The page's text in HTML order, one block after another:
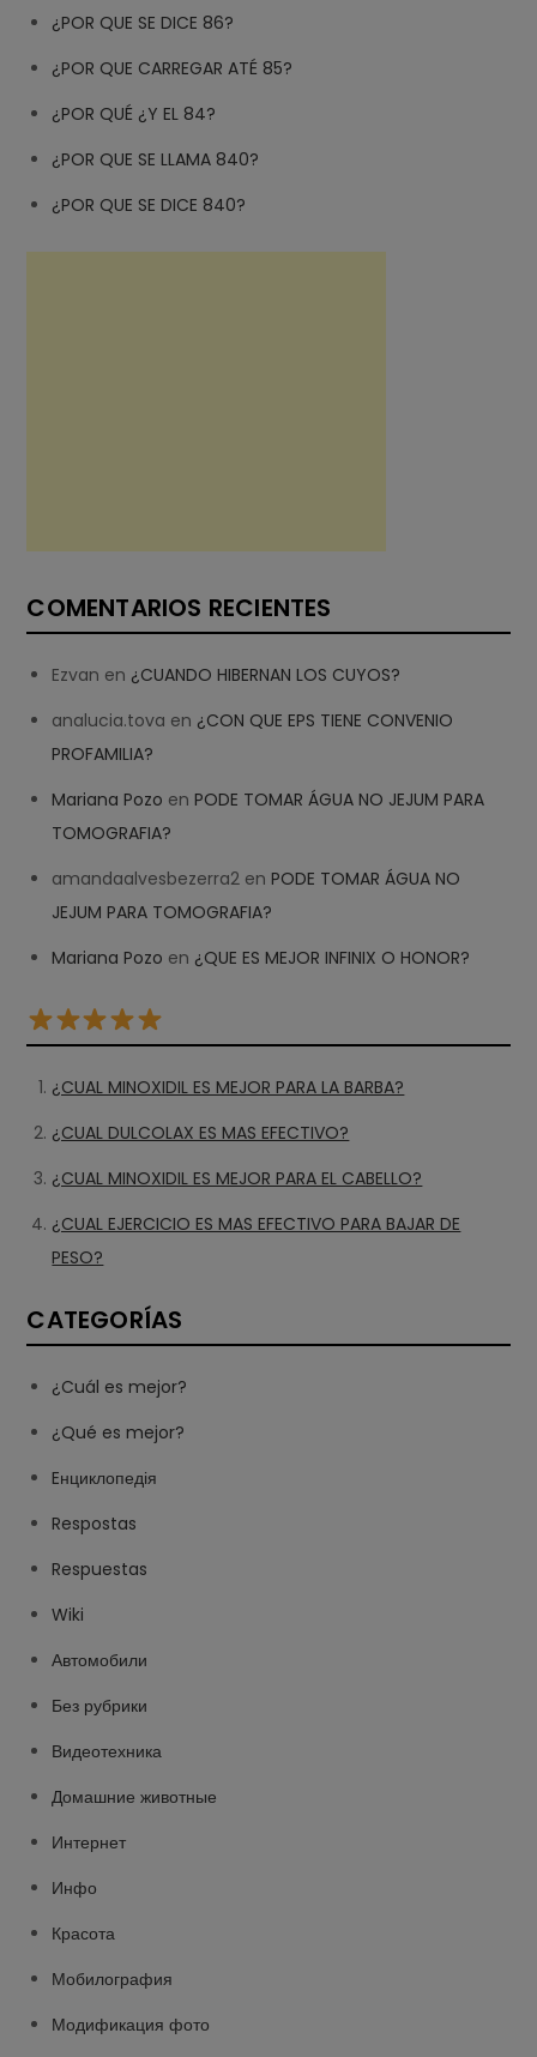
¿POR QUE SE DICE 86?
¿POR QUE CARREGAR ATÉ 85?
¿POR QUÉ ¿Y EL 84?
¿POR QUE SE LLAMA 840?
¿POR QUE SE DICE 840?
COMENTARIOS RECIENTES
Ezvan en ¿CUANDO HIBERNAN LOS CUYOS?
analucia.tova en ¿CON QUE EPS TIENE CONVENIO
PROFAMILIA?
Mariana Pozo enPODE TOMAR ÁGUA NO JEJUM PARA
TOMOGRAFIA?
amandaalvesbezerra2 enPODE TOMAR ÁGUA NO
JEJUM PARA TOMOGRAFIA?
Mariana Pozo en ¿QUE ES MEJOR INFINIX O HONOR?
¿CUAL MINOXIDIL ES MEJOR PARA LA BARBA?
¿CUAL DULCOLAX ES MAS EFECTIVO?
¿CUAL MINOXIDIL ES MEJOR PARA EL CABELLO?
¿CUAL EJERCICIO ES MAS EFECTIVO PARA BAJAR DE
PESO?
CATEGORÍAS
¿Cuál es mejor?
¿Qué es mejor?
Eнциклопедія
Respostas
Respuestas
Wiki
Автомобили
Без рубрики
Видеотехника
Домашние животные
Интернет
Инфо
Красота
Мобилография
Модификация фото